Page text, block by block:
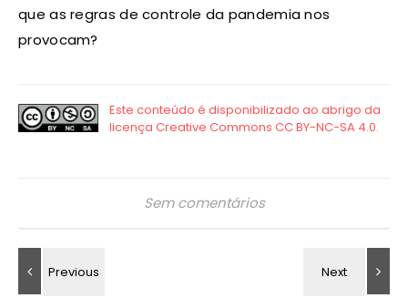
que as regras de controle da pandemia nos
provocam?
Sem comentários